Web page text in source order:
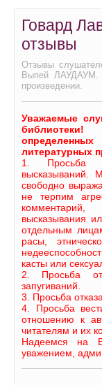
Говард
отзывы
Отзывы
Выпей ЛАУДАУМ.
произведении.
Уважаемые
литературных
1. Просьба
высказываний.
свободно
не терпим
высказывания
отдельным
расы,
касты или
2. Просьба
запугиваний.
3. Просьба
4. Просьба
отношению к
читателям и их
Надеемся на
уважением,